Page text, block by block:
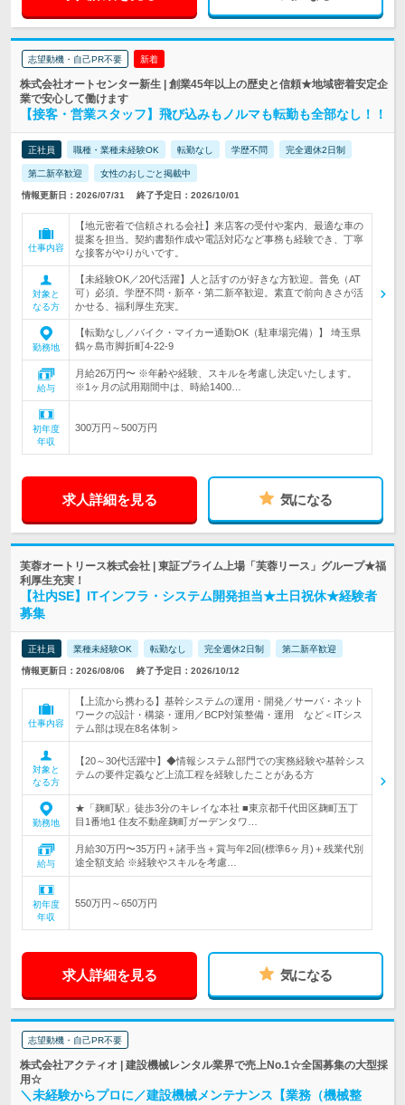
志望動機・自己PR不要 新着
株式会社オートセンター新生 | 創業45年以上の歴史と信頼★地域密着安定企
業で安心して働けます
【接客・営業スタッフ】飛び込みもノルマも転勤も全部なし！！
正社員 職種・業種未経験OK 転勤なし 学歴不問 完全週休2日制
第二新卒歓迎 女性のおしごと掲載中
情報更新日：2026/07/31 終了予定日：2026/10/01
仕事内容
【地元密着で信頼される会社】来店客の受付や案内、最適な車の
提案を担当。契約書類作成や電話対応など事務も経験でき、丁寧
な接客がやりがいです。
対象と
なる方
【未経験OK／20代活躍】人と話すのが好きな方歓迎。普免（AT
可）必須。学歴不問・新卒・第二新卒歓迎。素直で前向きさが活
かせる、福利厚生充実。
勤務地
【転勤なし／バイク・マイカー通勤OK（駐車場完備）】 埼玉県
鶴ヶ島市脚折町4-22-9
給与
月給26万円〜 ※年齢や経験、スキルを考慮し決定いたします。
※1ヶ月の試用期間中は、時給1400…
初年度
年収
300万円～500万円
求人詳細を見る 気になる
芙蓉オートリース株式会社 | 東証プライム上場「芙蓉リース」グループ★福
利厚生充実！
【社内SE】ITインフラ・システム開発担当★土日祝休★経験者
募集
正社員 業種未経験OK 転勤なし 完全週休2日制 第二新卒歓迎
情報更新日：2026/08/06 終了予定日：2026/10/12
仕事内容
【上流から携わる】基幹システムの運用・開発／サーバ・ネット
ワークの設計・構築・運用／BCP対策整備・運用 など＜ITシス
テム部は現在8名体制＞
対象と
なる方
【20～30代活躍中】◆情報システム部門での実務経験や基幹シス
テムの要件定義など上流工程を経験したことがある方
勤務地
★「麹町駅」徒歩3分のキレイな本社 ■東京都千代田区麹町五丁
目1番地1 住友不動産麹町ガーデンタワ…
給与
月給30万円〜35万円＋諸手当＋賞与年2回(標準6ヶ月)＋残業代別
途全額支給 ※経験やスキルを考慮…
初年度
年収
550万円～650万円
求人詳細を見る 気になる
志望動機・自己PR不要
株式会社アクティオ | 建設機械レンタル業界で売上No.1☆全国募集の大型採
用☆
＼未経験からプロに／建設機械メンテナンス【業務（機械整